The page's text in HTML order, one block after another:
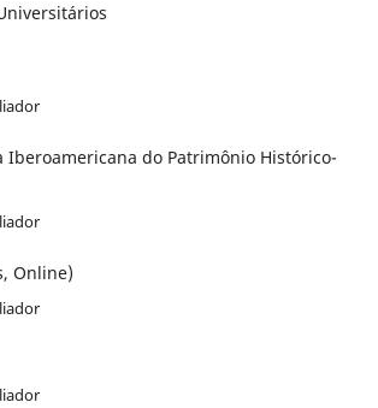
Iberoamericana do Patrimônio Histórico-
Online)